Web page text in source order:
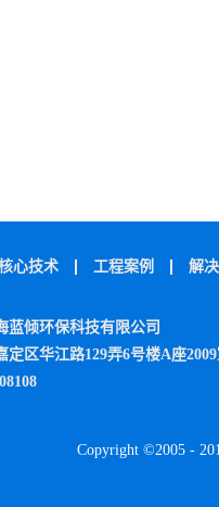
心技术 工程案例 解
蓝倾环保科技有限公司
定区华江路129弄6号楼A座
Copyright ©2005 -